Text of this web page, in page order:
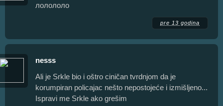
лолололо
pre 13 godina
nesss
Ali je Srkle bio i oštro ciničan tvrdnjom da je
korumpiran policajac nešto nepostojeće i izmišljeno...
Ispravi me Srkle ako grešim